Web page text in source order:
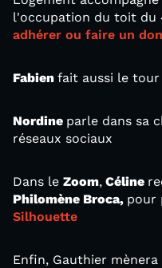
l'occupation du toit du
adhérer ou faire un don
Fabien fait aussi le
Nordine parle dans sa
réseaux sociaux
Dans le Zoom, Céline
Philomène Broca, pour
Silhouette
Enfin, Gauthier